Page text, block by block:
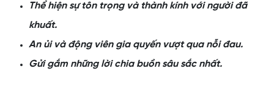
Thể hiện sự tôn trọng và thành kính với người đã
khuất.
An ủi và động viên gia quyến vượt qua nỗi đau.
Gửi gắm những lời chia buồn sâu sắc nhất.